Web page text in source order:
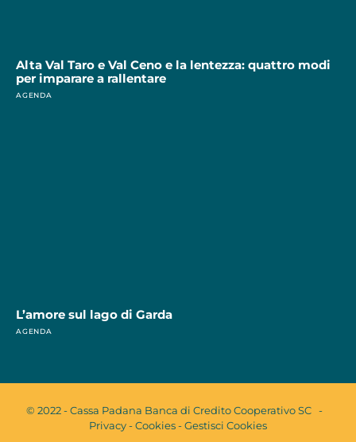
Alta Val Taro e Val Ceno e la lentezza: quattro modi
per imparare a rallentare
AGENDA
L’amore sul lago di Garda
AGENDA
© 2022 - Cassa Padana Banca di Credito Cooperativo SC -
Privacy-Cookies-Gestisci Cookies